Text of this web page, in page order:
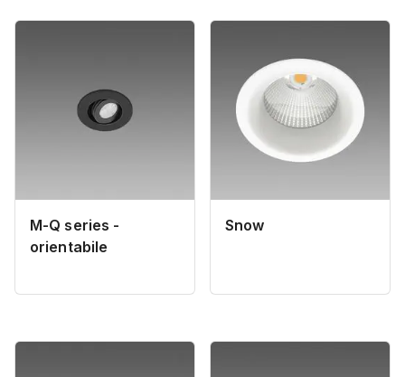
M-Q series -
orientabile
Snow